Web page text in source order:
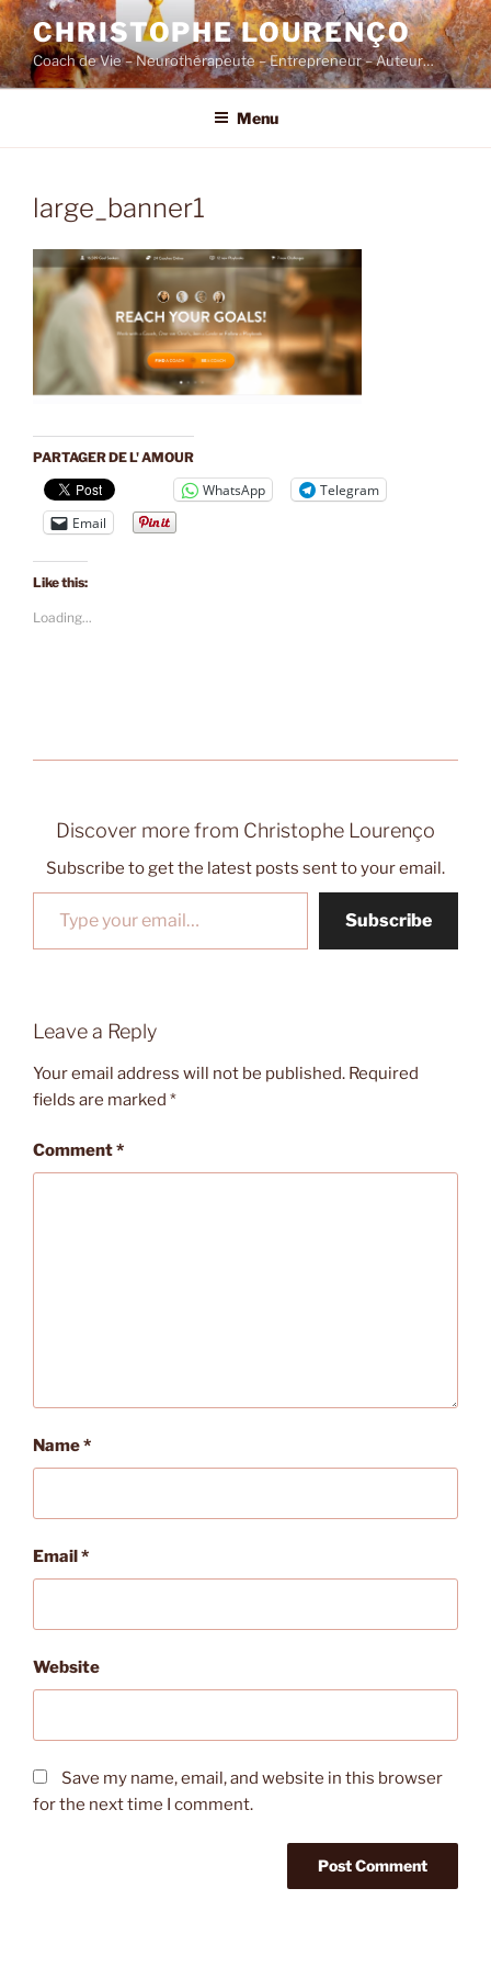
Skip
to
content
CHRISTOPHE LOURENÇO
Coach de Vie – Neurothérapeute – Entrepreneur – Auteur…
Menu
large_banner1
PARTAGER DE L' AMOUR
WhatsApp
Telegram
Email
Like this:
Loading...
Discover more from Christophe Lourenço
Subscribe to get the latest posts sent to your email.
Type your email…
Subscribe
Leave a Reply
Your email address will not be published. Required
fields are marked *
Comment*
Name*
Email*
Website
Save my name, email, and website in this browser
for the next time I comment.